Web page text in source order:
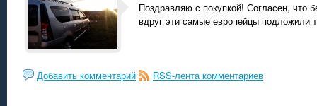
Поздравляю с покупкой! Согласен, что
вдруг эти самые европейцы подложили
Добавить комментарий RSS-лента комментариев